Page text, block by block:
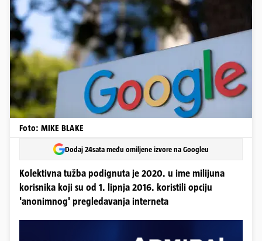
Foto: MIKE BLAKE
Dodaj 24sata među omiljene izvore na Googleu
Kolektivna tužba podignuta je 2020. u ime milijuna
korisnika koji su od 1. lipnja 2016. koristili opciju
'anonimnog' pregledavanja interneta